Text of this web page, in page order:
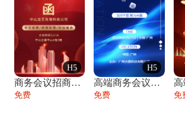
H5
商务会议招商展会科技峰会邀请函年会邀请
免费
H5
高端商务会议招商加盟展会峰会论坛邀请函
免费 免